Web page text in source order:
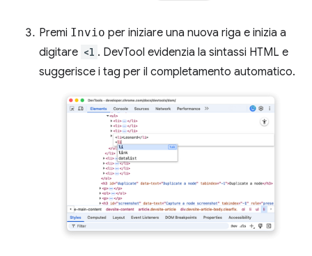
Premi Invio per iniziare una nuova riga e inizia a
digitare <l . DevTool evidenzia la sintassi HTML e
suggerisce i tag per il completamento automatico.